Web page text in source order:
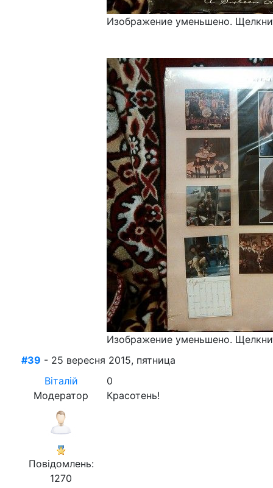
Изображение уменьшено.
Изображение уменьшено.
#39 - 25 вересня 2015, пятница
Віталій
Модератор
Повідомлень:
1270
0
Красотень!